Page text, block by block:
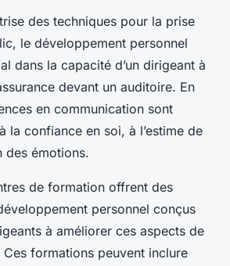
des techniques pour la prise
le développement personnel
dans la capacité d’un dirigeant à
devant un auditoire. En
en communication sont
la confiance en soi, à l’estime de
des émotions.
de formation offrent des
personnel conçus
à améliorer ces aspects de
formations peuvent inclure